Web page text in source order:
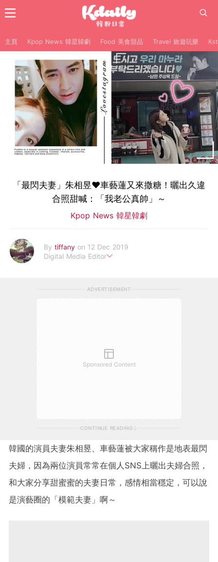
主頁 Kpop News 韓星韓劇 Food 美食甜品 Travel 旅遊玩樂
「最閃夫妻」朱相昱♥車藝蓮又來撒糖！曬出久違
合照甜喊：「我老公真帥」～
Kpop News 韓星韓劇
By tiffany on 12 Dec 2019
Digital Media Editor
ADVERTISEMENT
Sponsored Content
CONTINUE READING
韓國的演員夫妻朱相昱、車藝蓮被大家稱作是地表最閃
夫婦，因為兩位演員常常在個人SNS上曬出夫婦合照，
和大家分享甜蜜蜜的夫妻日常，感情相當穩定，可以說
是演藝圈的「模範夫妻」啊～